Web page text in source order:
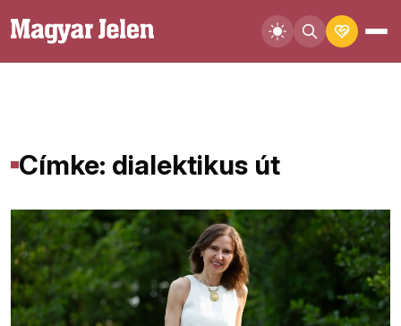
Címke: dialektikus út